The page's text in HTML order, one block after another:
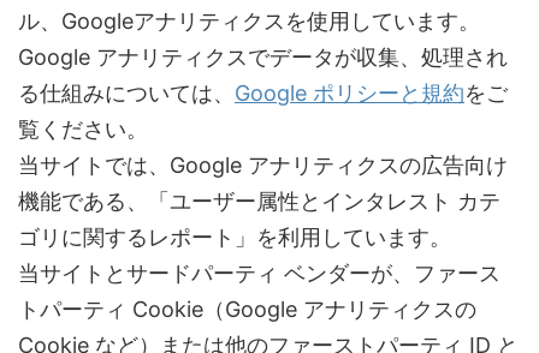
ル、Googleアナリティクスを使用しています。
Google アナリティクスでデータが収集、処理され
る仕組みについては、 Google ポリシーと規約をご
覧ください。
当サイトでは、Google アナリティクスの広告向け
機能である、「ユーザー属性とインタレスト カテ
ゴリに関するレポート」を利用しています。
当サイトとサードパーティ ベンダーが、ファース
トパーティ Cookie（Google アナリティクスの
Cookie など）または他のファーストパーティ ID と